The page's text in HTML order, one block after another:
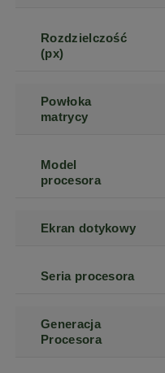
Rozdzielczość
(px)
Powłoka
matrycy
Model
procesora
Ekran dotykowy
Seria procesora
Generacja
Procesora